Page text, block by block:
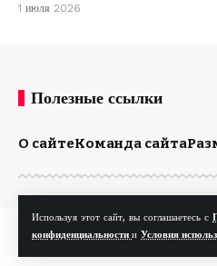
Используя этот сайт, вы соглашаетесь с
конфиденциальности и Условия
1 июля 2026
Полезные ссылки
О сайтеКоманда сайта
© Kp.md. Все